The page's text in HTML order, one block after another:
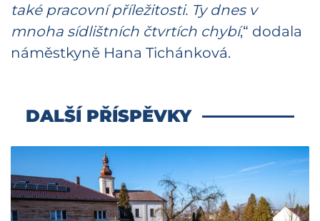
také pracovní příležitosti. Ty dnes v
mnoha sídlištních čtvrtích chybí,“ dodala
náměstkyně Hana Tichánková.
DALŠÍ PŘÍSPĚVKY